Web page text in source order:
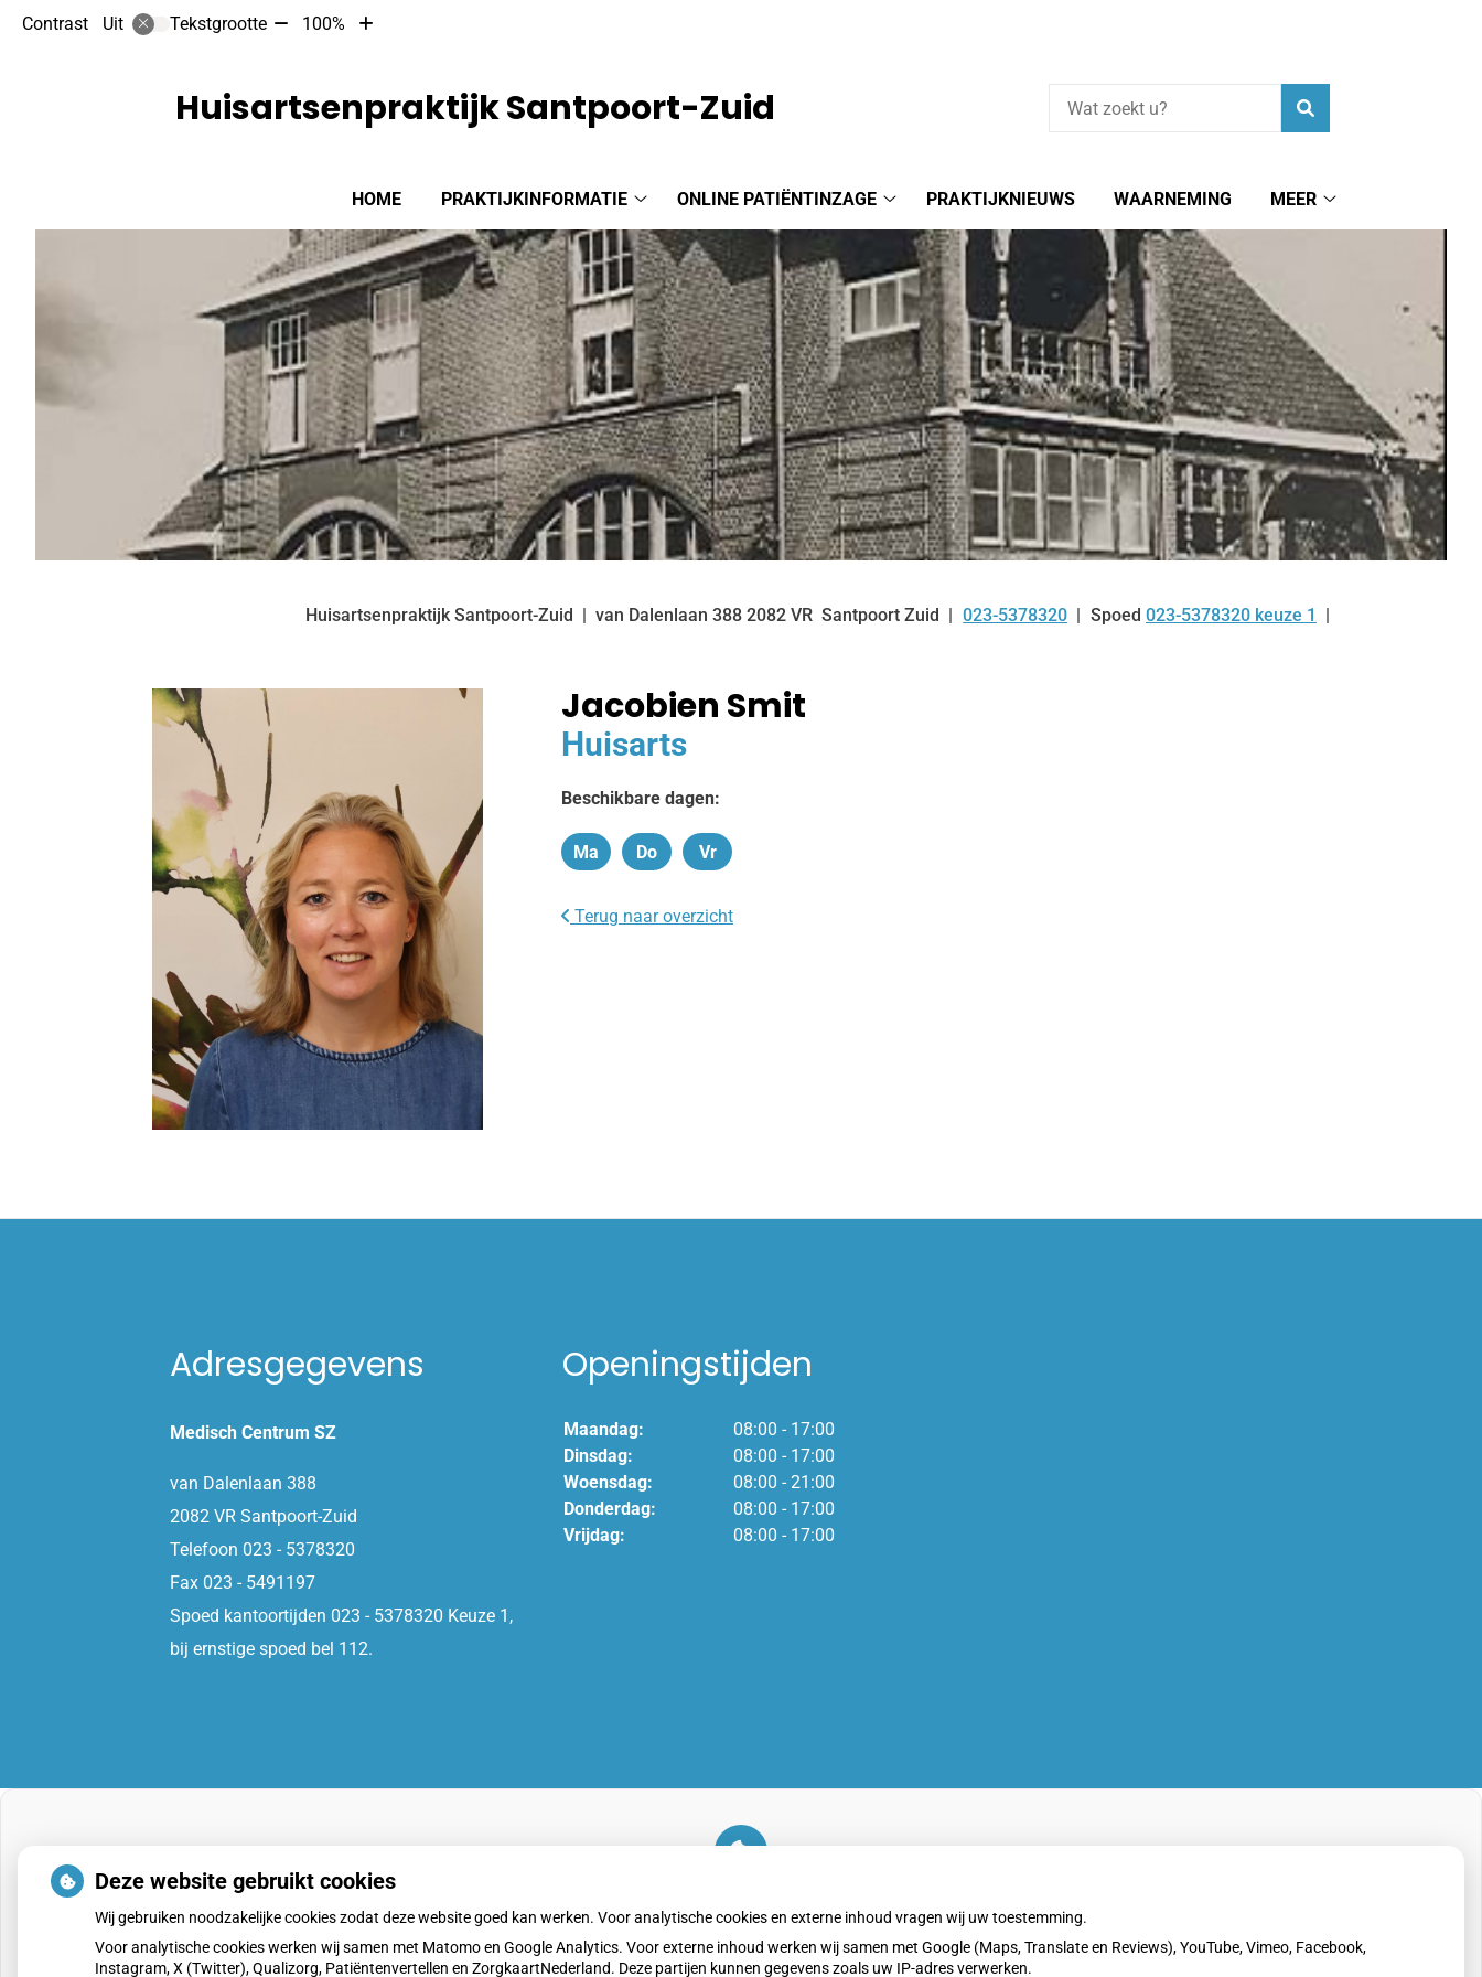
Contrast Uit Tekstgrootte Tekst
10%
100%
Tekst
HOME
PRAKTIJKINFORMATIE
submenu
ONLINE PATIËNTINZAGE
patiëntinzage
submenu
PRAKTIJKNIEUWS WAARNEMING
MEER
Huisartsenpraktijk Santpoort-Zuid
Huisartsenpraktijk Santpoort-Zuid van Dalenlaan 388 2082 VR Santpoort Zuid Tel:
023-5378320 Spoed 023-5378320 keuze 1
Jacobien Smit
Huisarts
Beschikbare dagen:
Maandag
Ma Donderdag
Do Vrijdag
Vr
Terug naar overzicht
Adresgegevens
Medisch Centrum SZ
van Dalenlaan 388
2082 VR Santpoort-Zuid
Telefoon 023 - 5378320
Fax 023 - 5491197
Spoed kantoortijden 023 - 5378320 Keuze 1,
bij ernstige spoed bel 112.
Openingstijden
Maandag:
08:00 - 17:00
Dinsdag:
08:00 - 17:00
Woensdag:
08:00 - 21:00
Donderdag:
08:00 - 17:00
Vrijdag:
08:00 - 17:00
externe inhoud
die nodig is om dit te zien.
Cookie-instellingen wijzigen
Deze website gebruikt cookies
Wij gebruiken noodzakelijke cookies zodat deze website goed kan werken. Voor analytische cookies en externe inhoud vragen wij uw toestemming.
Voor analytische cookies werken wij samen met Matomo en Google Analytics. Voor externe inhoud werken wij samen met Google (Maps, Translate en Reviews), YouTube, Vimeo, Facebook,
Instagram, X (Twitter), Qualizorg, Patiëntenvertellen en ZorgkaartNederland. Deze partijen kunnen gegevens zoals uw IP-adres verwerken.